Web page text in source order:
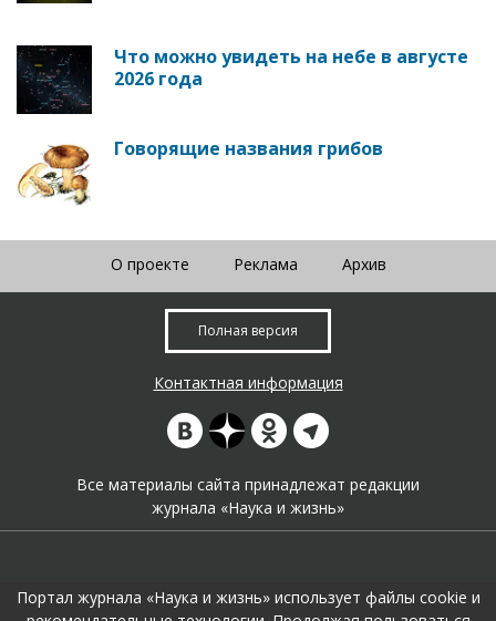
Что можно увидеть на небе в августе
2026 года
Говорящие названия грибов
О проекте Реклама Архив
Полная версия
Контактная информация
Все материалы сайта принадлежат редакции
журнала «Наука и жизнь»
Портал журнала «Наука и жизнь» использует файлы cookie и